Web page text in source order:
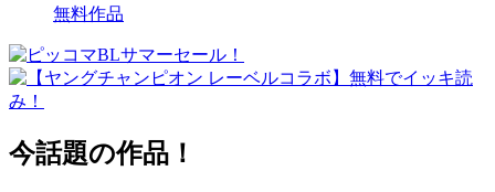
無料作品
今話題の作品！